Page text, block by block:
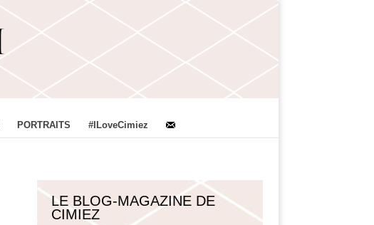
PORTRAITS #ILoveCimiez
LE BLOG-MAGAZINE DE
CIMIEZ